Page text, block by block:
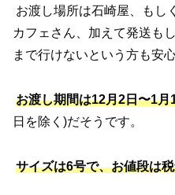
お渡し場所は石崎屋、もし
カフェさん、加えて発送も
まで行けないという方も安
お渡し期間は12月2日〜1月
日を除く)だそうです。
サイズは6号で、お値段は